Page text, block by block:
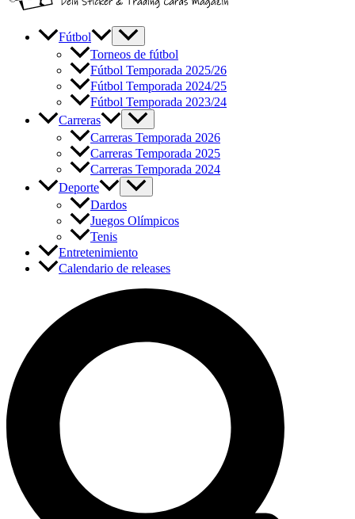
Fútbol
Torneos de fútbol
Fútbol Temporada 2025/26
Fútbol Temporada 2024/25
Fútbol Temporada 2023/24
Carreras
Carreras Temporada 2026
Carreras Temporada 2025
Carreras Temporada 2024
Deporte
Dardos
Juegos Olímpicos
Tenis
Entretenimiento
Calendario de releases